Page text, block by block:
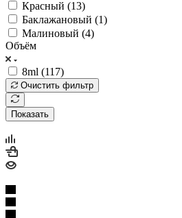
Красный (13)
Баклажановый (1)
Малиновый (4)
Объём
8ml (117)
Очистить фильтр
Показать